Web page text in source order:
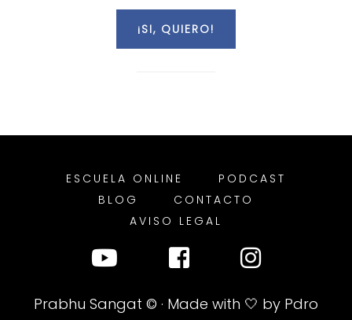
ESCUELA ONLINE
PODCAST
BLOG
CONTACTO
AVISO LEGAL
Prabhu Sangat © · Made with 🤍 by Pdro